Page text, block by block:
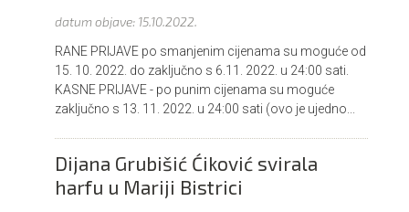
datum objave: 15.10.2022.
RANE PRIJAVE po smanjenim cijenama su moguće od
15. 10. 2022. do zaključno s 6.11. 2022. u 24:00 sati.
KASNE PRIJAVE - po punim cijenama su moguće
zaključno s 13. 11. 2022. u 24:00 sati (ovo je ujedno...
Dijana Grubišić Ćiković svirala
harfu u Mariji Bistrici